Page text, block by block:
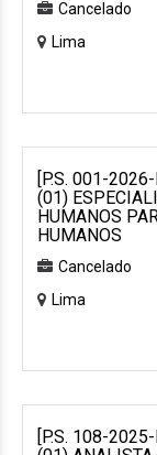
Cancelado
Lima
[P.S. 001-
(01)
HUMANOS
HUMANOS
Cancelado
Lima
[P.S. 108-